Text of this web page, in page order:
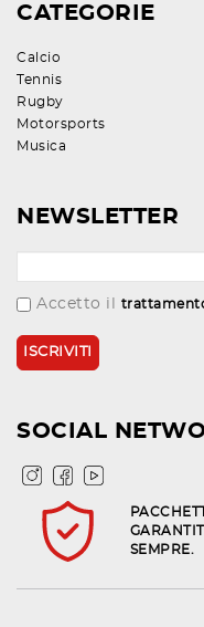
CATEGORIE
Calcio
Tennis
Rugby
Motorsports
Musica
NEWSLETTER
Accetto il
SOCIAL
SEMPRE.